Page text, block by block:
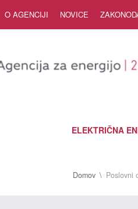
O AGENCIJI NOVICE
ELEKTRIČNA
Domov Poslovni